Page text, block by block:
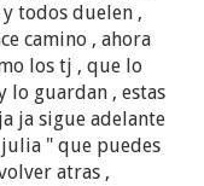
y todos duelen ,
camino , ahora
los tj , que lo
lo guardan , estas
ja sigue adelante
julia " que puedes
atras ,